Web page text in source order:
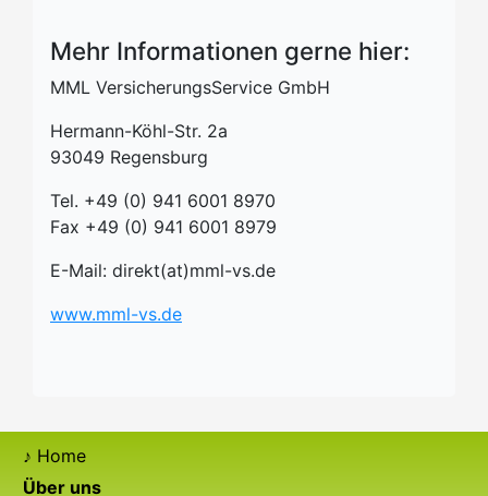
Home
Über uns
Mehr Informationen gerne hier:
MML VersicherungsService GmbH
Hermann-Köhl-Str. 2a
93049 Regensburg
Tel. +49 (0) 941 6001 8970
Fax +49 (0) 941 6001 8979
E-Mail: direkt(at)mml-vs.de
www.mml-vs.de